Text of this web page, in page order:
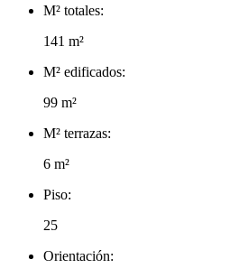
M² totales:
141 m²
M² edificados:
99 m²
M² terrazas:
6 m²
Piso:
25
Orientación: